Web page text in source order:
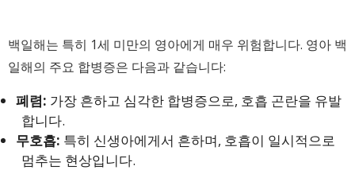
백일해는 특히 1세 미만의 영아에게 매우 위험합니다. 영아 백
일해의 주요 합병증은 다음과 같습니다:
폐렴: 가장 흔하고 심각한 합병증으로, 호흡 곤란을 유발
합니다.
무호흡: 특히 신생아에게서 흔하며, 호흡이 일시적으로
멈추는 현상입니다.